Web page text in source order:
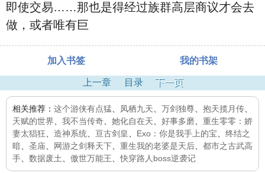
即使交易……那也是得经过族群高层商议才会去
做，或者唯有巨
加入书签 我的书架
上一章 目录 下一页
相关推荐： 这个游侠有点猛 凤栖九天 万剑独尊 抱天揽月传
天赋的世界
我不当传奇 她化自在天 好事多磨
重生零零：娇
妻太猖狂
造神系统 亘古剑皇 Exo：你是我手上的宝
终结之
暗
圣庙 网游之剑释天下 重生我的老婆是天后
都市之古武高
手
数据废土 傲世万能王 、快穿路人boss逆袭记